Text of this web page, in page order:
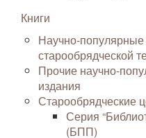
Книги
Научно-
старообрядческой
Прочие научно-
издания
Старообрядческие
Серия
(БПП)